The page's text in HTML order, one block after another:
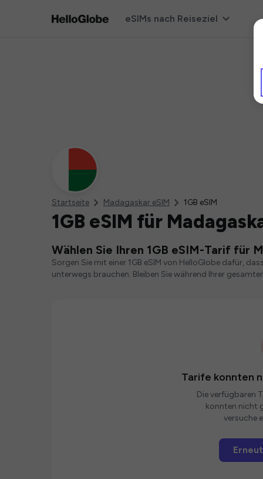
eSIMs nach Reiseziel
Startseite Madagaskar eSIM 1GB eSIM
1GB eSIM für
Wählen Sie Ihren 1GB eSIM-Tarif für
Sorgen Sie mit einer 1GB eSIM von HelloGlobe dafür,
unterwegs brauchen. Bleiben Sie während Ihrer
Tarife konnten
Die verfügbaren
konnten nicht
versuche